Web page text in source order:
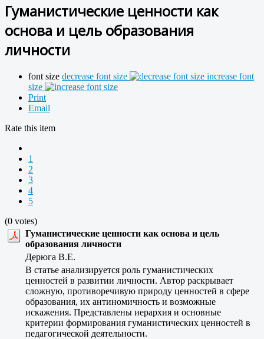
Гуманистические ценности как
основа и цель образования
личности
font size decrease font size
increase font
size
Print
Email
Rate this item
1
2
3
4
5
(0 votes)
Гуманистические ценности как основа и цель
образования личности
Дерюга В.Е.
В статье анализируется роль гуманистических
ценностей в развитии личности. Автор раскрывает
сложную, противоречивую природу ценностей в сфере
образования, их антиномичность и возможные
искажения. Представлены иерархия и основные
критерии формирования гуманистических ценностей в
педагогической деятельности.